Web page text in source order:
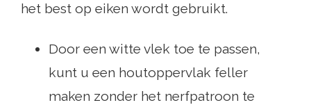
het best op eiken wordt gebruikt.
Door een witte vlek toe te passen,
kunt u een houtoppervlak feller
maken zonder het nerfpatroon te